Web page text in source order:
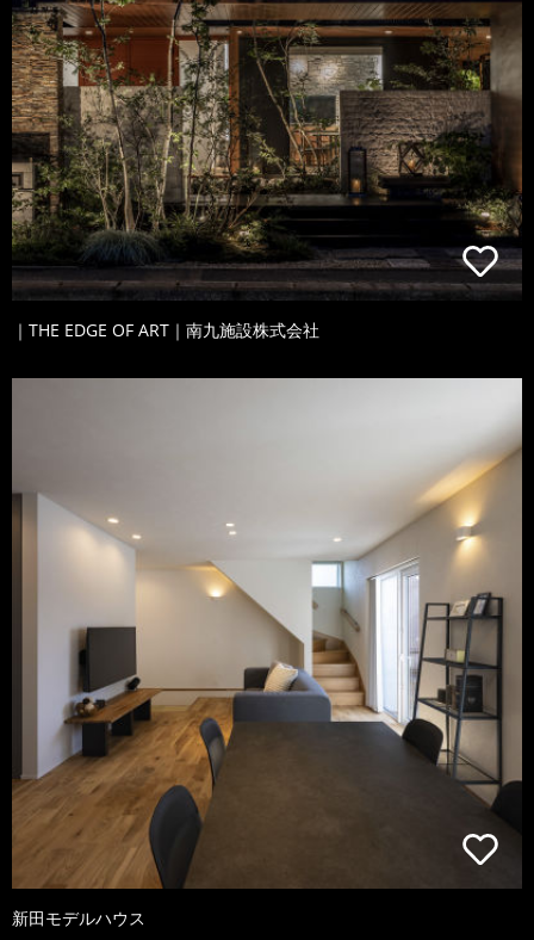
｜THE EDGE OF ART｜南九施設株式会社
新田モデルハウス